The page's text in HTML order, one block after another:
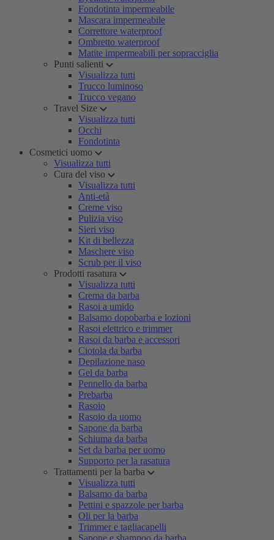
Fondotinta impermeabile
Mascara impermeabile
Correttore waterproof
Ombretto waterproof
Matite impermeabili per sopracciglia
Punti salienti
Visualizza tutti
Trucco luminoso
Trucco vegano
Travel Size
Visualizza tutti
Occhi
Fondotinta
Cosmetici uomo
Visualizza tutti
Cura del viso
Visualizza tutti
Anti-età
Creme viso
Pulizia viso
Sieri viso
Kit di bellezza
Maschere viso
Scrub per il viso
Prodotti rasatura
Visualizza tutti
Crema da barba
Rasoi a umido
Balsamo dopobarba e lozioni
Rasoi elettrico e trimmer
Rasoi da barba e accessori
Ciotola da barba
Depilazione naso
Gel da barba
Pennello da barba
Prebarba
Rasoio
Rasoio da uomo
Sapone da barba
Schiuma da barba
Set da barba per uomo
Supporto per la rasatura
Trattamenti per la barba
Visualizza tutti
Balsamo da barba
Pettini e spazzole per barba
Oli per la barba
Trimmer e tagliacapelli
Sapone e shampoo da barba